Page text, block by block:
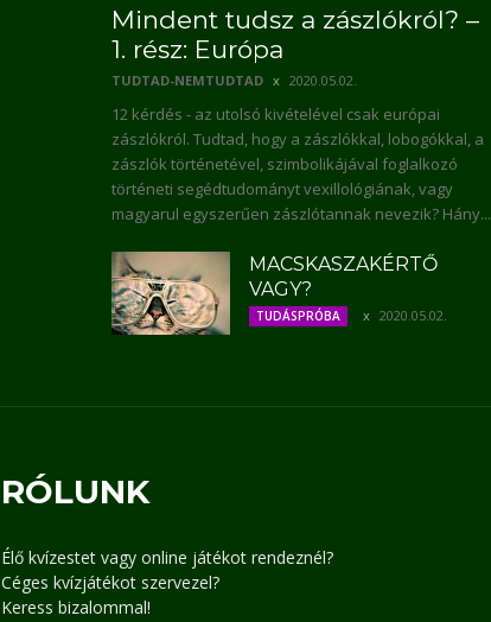
Mindent tudsz a zászlókról? –
1. rész: Európa
TUDTAD-NEMTUDTAD 2020.05.02.
12 kérdés - az utolsó kivételével csak európai
zászlókról. Tudtad, hogy a zászlókkal, lobogókkal, a
zászlók történetével, szimbolikájával foglalkozó
történeti segédtudományt vexillológiának, vagy
magyarul egyszerűen zászlótannak nevezik? Hány...
MACSKASZAKÉRTŐ
VAGY?
TUDÁSPRÓBA 2020.05.02.
RÓLUNK
Élő kvízestet vagy online játékot rendeznél?
Céges kvízjátékot szervezel?
Keress bizalommal!